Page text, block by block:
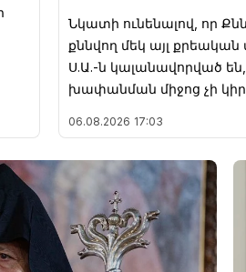
Նկատի ունենալով, որ
քննվող մեկ այլ քրեական
Ս.Ա.-ն կալանավորված
խափանման միջոց չի
06.08.2026 17:03